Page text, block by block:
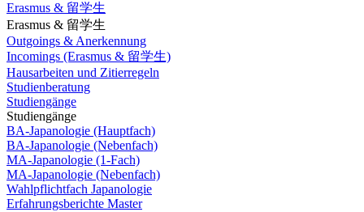
Erasmus & 留学生
Erasmus & 留学生
Outgoings & Anerkennung
Incomings (Erasmus & 留学生)
Hausarbeiten und Zitierregeln
Studienberatung
Studiengänge
Studiengänge
BA-Japanologie (Hauptfach)
BA-Japanologie (Nebenfach)
MA-Japanologie (1-Fach)
MA-Japanologie (Nebenfach)
Wahlpflichtfach Japanologie
Erfahrungsberichte Master